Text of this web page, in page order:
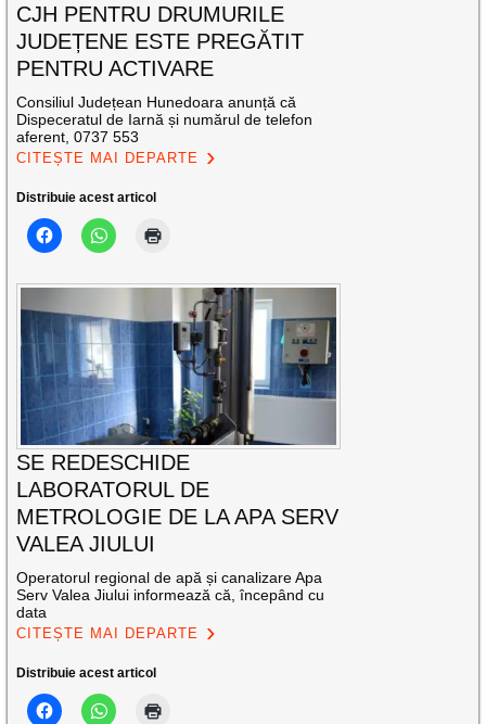
CJH PENTRU DRUMURILE
JUDEȚENE ESTE PREGĂTIT
PENTRU ACTIVARE
Consiliul Județean Hunedoara anunță că
Dispeceratul de Iarnă și numărul de telefon
aferent, 0737 553
CITEȘTE MAI DEPARTE
Distribuie acest articol
SE REDESCHIDE
LABORATORUL DE
METROLOGIE DE LA APA SERV
VALEA JIULUI
Operatorul regional de apă și canalizare Apa
Serv Valea Jiului informează că, începând cu
data
CITEȘTE MAI DEPARTE
Distribuie acest articol